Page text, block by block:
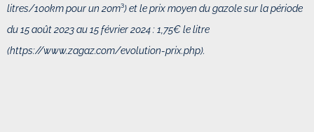
litres/100km pour un 20m³) etle prix moyen du gazole sur la période
du 15 août 2023 au 15 février 2024 : 1,75€ le litre
(https://www.zagaz.com/evolution-prix.php).